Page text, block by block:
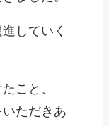
していく
こと、
ただきあ